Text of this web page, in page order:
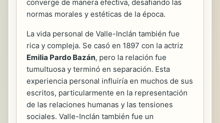
converge de manera efectiva, desafiando las
normas morales y estéticas de la época.
La vida personal de Valle-Inclán también fue
rica y compleja. Se casó en 1897 con la actriz
Emilia Pardo Bazán, pero la relación fue
tumultuosa y terminó en separación. Esta
experiencia personal influiría en muchos de sus
escritos, particularmente en la representación
de las relaciones humanas y las tensiones
sociales. Valle-Inclán también fue un